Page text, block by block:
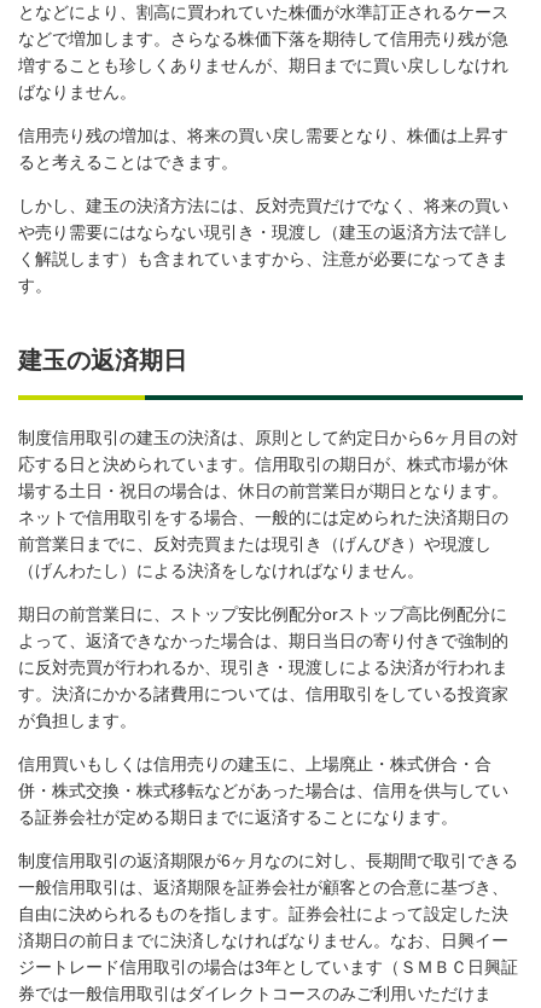
となどにより、割高に買われていた株価が水準訂正されるケース
などで増加します。さらなる株価下落を期待して信用売り残が急
増することも珍しくありませんが、期日までに買い戻ししなけれ
ばなりません。
信用売り残の増加は、将来の買い戻し需要となり、株価は上昇す
ると考えることはできます。
しかし、建玉の決済方法には、反対売買だけでなく、将来の買い
や売り需要にはならない現引き・現渡し（建玉の返済方法で詳し
く解説します）も含まれていますから、注意が必要になってきま
す。
建玉の返済期日
制度信用取引の建玉の決済は、原則として約定日から6ヶ月目の対
応する日と決められています。信用取引の期日が、株式市場が休
場する土日・祝日の場合は、休日の前営業日が期日となります。
ネットで信用取引をする場合、一般的には定められた決済期日の
前営業日までに、反対売買または現引き（げんびき）や現渡し
（げんわたし）による決済をしなければなりません。
期日の前営業日に、ストップ安比例配分orストップ高比例配分に
よって、返済できなかった場合は、期日当日の寄り付きで強制的
に反対売買が行われるか、現引き・現渡しによる決済が行われま
す。決済にかかる諸費用については、信用取引をしている投資家
が負担します。
信用買いもしくは信用売りの建玉に、上場廃止・株式併合・合
併・株式交換・株式移転などがあった場合は、信用を供与してい
る証券会社が定める期日までに返済することになります。
制度信用取引の返済期限が6ヶ月なのに対し、長期間で取引できる
一般信用取引は、返済期限を証券会社が顧客との合意に基づき、
自由に決められるものを指します。証券会社によって設定した決
済期日の前日までに決済しなければなりません。なお、日興イー
ジートレード信用取引の場合は3年としています（ＳＭＢＣ日興証
券では一般信用取引はダイレクトコースのみご利用いただけま